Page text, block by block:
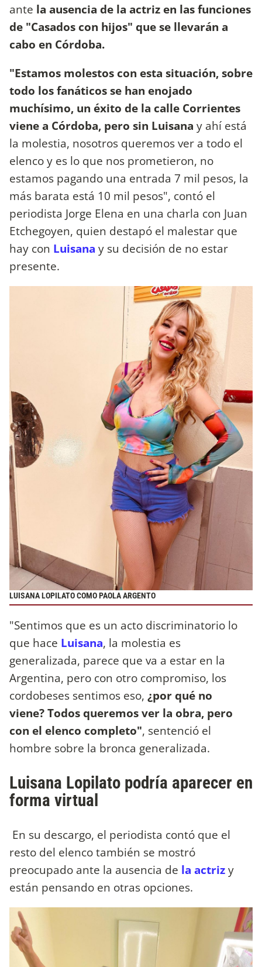
ante la ausencia de la actriz en las funciones
de "Casados con hijos" que se llevarán a
cabo en Córdoba.
"Estamos molestos con esta situación, sobre
todo los fanáticos se han enojado
muchísimo, un éxito de la calle Corrientes
viene a Córdoba, pero sin Luisana y ahí está
la molestia, nosotros queremos ver a todo el
elenco y es lo que nos prometieron, no
estamos pagando una entrada 7 mil pesos, la
más barata está 10 mil pesos", contó el
periodista Jorge Elena en una charla con Juan
Etchegoyen, quien destapó el malestar que
hay con Luisana y su decisión de no estar
presente.
LUISANA LOPILATO COMO PAOLA ARGENTO
"Sentimos que es un acto discriminatorio lo
que hace Luisana, la molestia es
generalizada, parece que va a estar en la
Argentina, pero con otro compromiso, los
cordobeses sentimos eso, ¿por qué no
viene? Todos queremos ver la obra, pero
con el elenco completo", sentenció el
hombre sobre la bronca generalizada.
Luisana Lopilato podría aparecer en
forma virtual
En su descargo, el periodista contó que el
resto del elenco también se mostró
preocupado ante la ausencia de la actrizy
están pensando en otras opciones.